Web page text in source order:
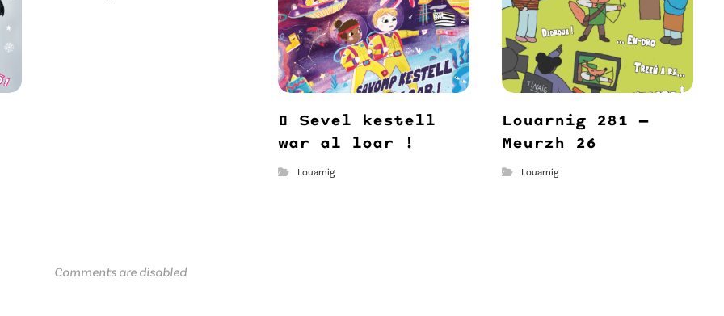
🌖 Sevel kestell
war al loar !
Louarnig
Louarnig 281 –
Meurzh 26
Louarnig
Comments are disabled